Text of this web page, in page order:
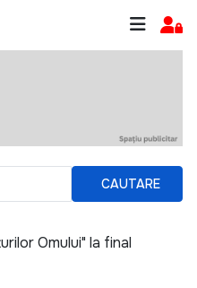
CAUTARE
Omului" la final